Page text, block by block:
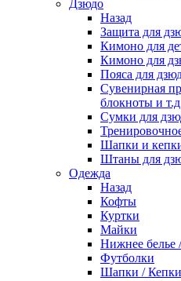
Дзюдо
Назад
Защита для
Кимоно для
Кимоно для
Пояса для
Сувенирная
блокноты и
Сумки для
Шапки и
Штаны для
Одежда
Назад
Кофты
Куртки
Майки
Нижнее белье
Футболки
Шапки / Кепки